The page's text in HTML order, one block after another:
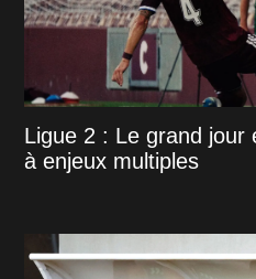
Ligue 2 : Le grand jour
à enjeux multiples